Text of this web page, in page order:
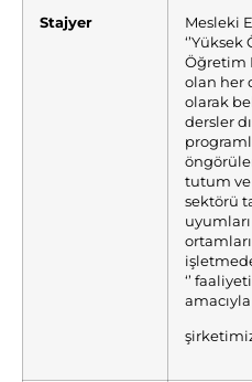
Stajyer
Mesleki
Öğretim
olan her
olarak
dersler
tutum ve
sektörü
‘’
amacıyla